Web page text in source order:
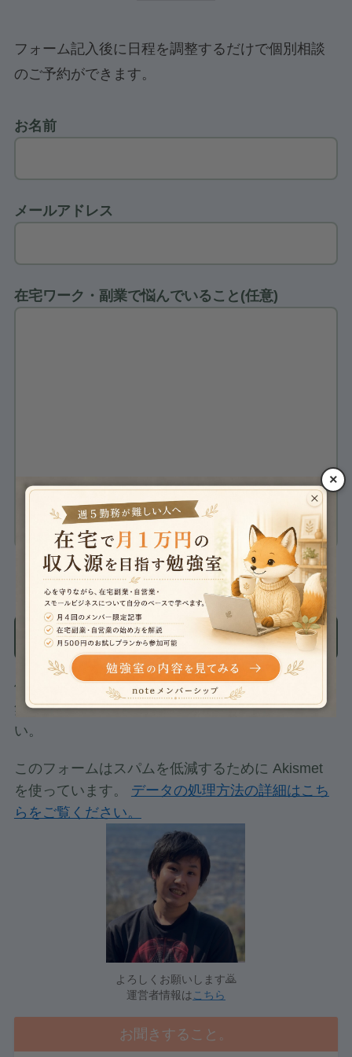
フォーム記入後に日程を調整するだけで個別相談
のご予約ができます。
お名前
メールアドレス
在宅ワーク・副業で悩んでいること(任意)
プライバシーポリシーに同意する
個別相談はGoogle Meetで30分間ほどです。
無理な営業は一切行なわないのでご安心くださ
い。
このフォームはスパムを低減するために Akismet
を使っています。 データの処理方法の詳細はこち
らをご覧ください。
よろしくお願いします🙇
運営者情報は こちら
お聞きすること。
×